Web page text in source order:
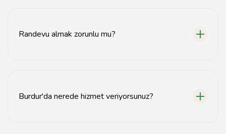
Randevu almak zorunlu mu?
Burdur'da nerede hizmet veriyorsunuz?